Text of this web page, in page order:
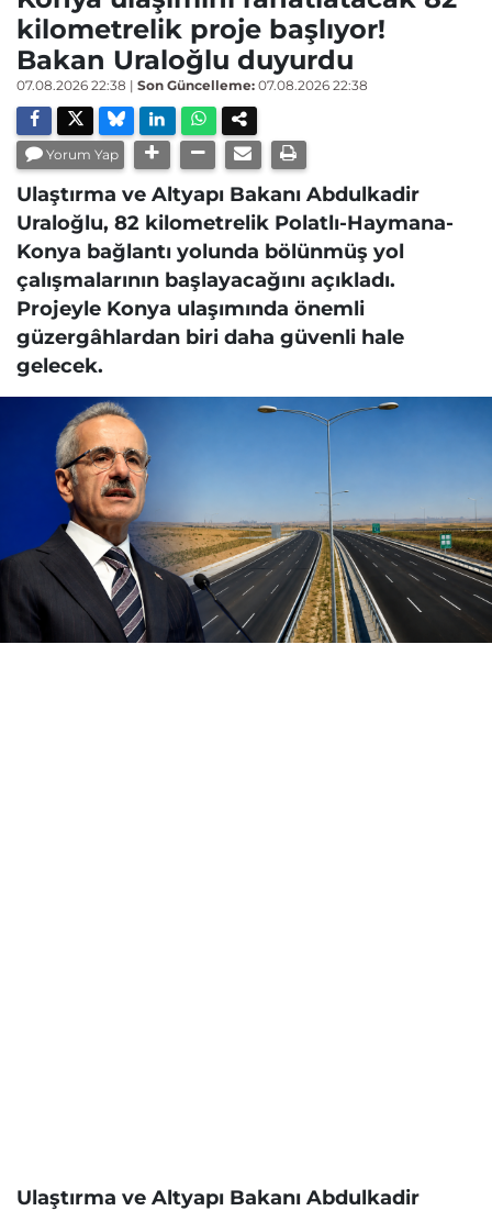
kilometrelik proje başlıyor!
Bakan Uraloğlu duyurdu
07.08.2026 22:38 | Son Güncelleme: 07.08.2026 22:38
Yorum Yap
Ulaştırma ve Altyapı Bakanı Abdulkadir
Uraloğlu, 82 kilometrelik Polatlı-Haymana-
Konya bağlantı yolunda bölünmüş yol
çalışmalarının başlayacağını açıkladı.
Projeyle Konya ulaşımında önemli
güzergâhlardan biri daha güvenli hale
gelecek.
Ulaştırma ve Altyapı Bakanı Abdulkadir